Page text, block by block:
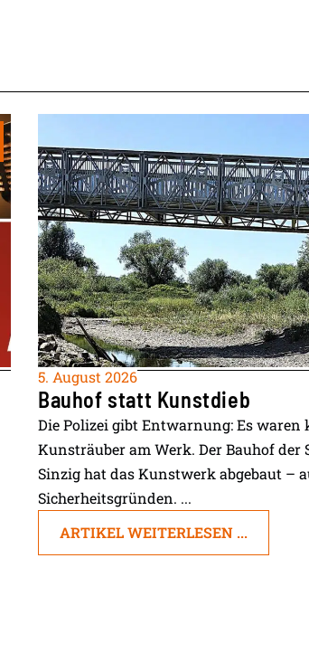
5. August 2026
Bauhof statt Kunstdieb
Die Polizei gibt Entwarnung: Es waren
Kunsträuber am Werk. Der Bauhof der
Sinzig hat das Kunstwerk abgebaut –
Sicherheitsgründen. ...
ARTIKEL WEITERLESEN ...